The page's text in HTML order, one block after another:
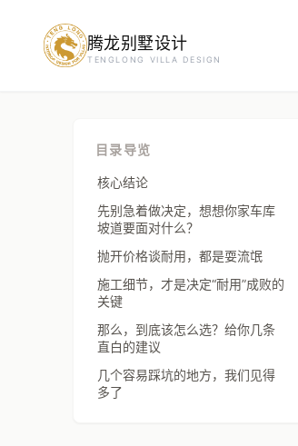
腾龙别墅设计
TENGLONG VILLA DESIGN
目录导览
核心结论
先别急着做决定，想想你家车库
坡道要面对什么？
抛开价格谈耐用，都是耍流氓
施工细节，才是决定“耐用”成败的
关键
那么，到底该怎么选？给你几条
直白的建议
几个容易踩坑的地方，我们见得
多了
预约设计咨询
房屋面积（㎡）
立即预约
提交即视为您同意我们与您联系，信息仅用于设计咨询服务